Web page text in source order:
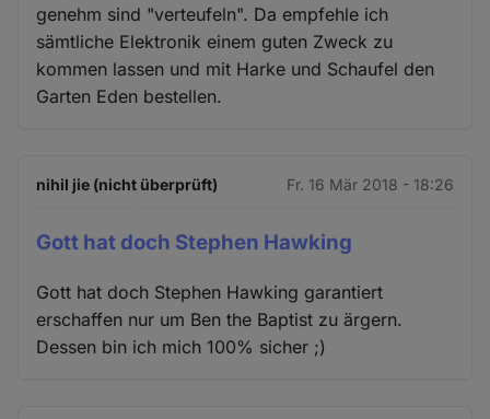
genehm sind "verteufeln". Da empfehle ich
sämtliche Elektronik einem guten Zweck zu
kommen lassen und mit Harke und Schaufel den
Garten Eden bestellen.
nihil jie (nicht überprüft) Fr. 16 Mär 2018 - 18:26
Gott hat doch Stephen Hawking
Gott hat doch Stephen Hawking garantiert
erschaffen nur um Ben the Baptist zu ärgern.
Dessen bin ich mich 100% sicher ;)